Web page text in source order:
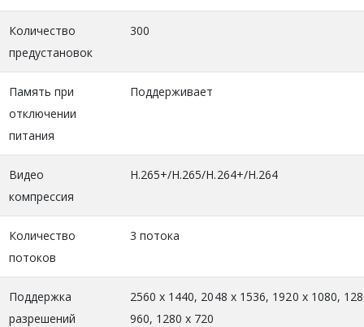
Количество
предустановок
300
Память при
отключении
питания
Поддерживает
Видео
компрессия
H.265+/H.265/H.264+/H.264
Количество
потоков
3 потока
Поддержка
разрешений
2560 x 1440, 2048 x 1536, 1920 x 1080,
960, 1280 x 720